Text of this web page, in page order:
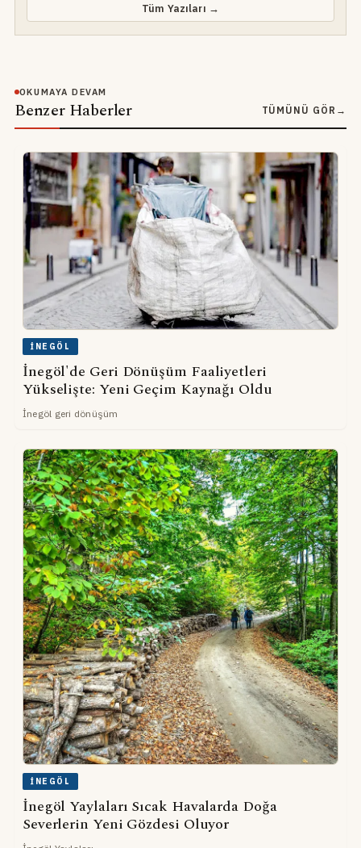
Tüm Yazıları →
OKUMAYA DEVAM
Benzer Haberler TÜMÜNÜ GÖR →
İNEGÖL
İnegöl'de Geri Dönüşüm Faaliyetleri
Yükselişte: Yeni Geçim Kaynağı Oldu
İnegöl geri dönüşüm
İNEGÖL
İnegöl Yaylaları Sıcak Havalarda Doğa
Severlerin Yeni Gözdesi Oluyor